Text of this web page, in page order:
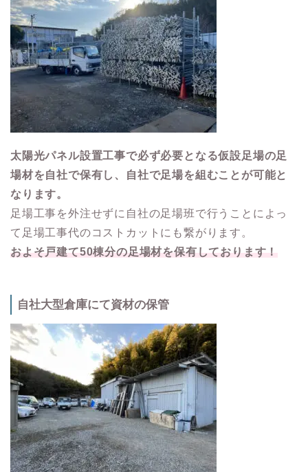
太陽光パネル設置工事で必ず必要となる仮設足場の足
場材を自社で保有し、自社で足場を組むことが可能と
なります。
足場工事を外注せずに自社の足場班で行うことによっ
て足場工事代のコストカットにも繋がります。
およそ戸建て50棟分の足場材を保有しております！
自社大型倉庫にて資材の保管